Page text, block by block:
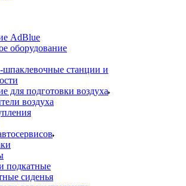
AdBlue
оборудование
станции и
для подготовки воздуха
воздуха
подкатные
сиденья